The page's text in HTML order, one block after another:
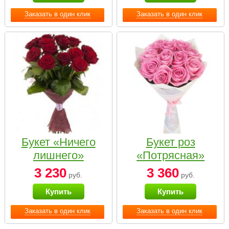
Заказать в один клик Заказать в один клик
Заказать в один клик
Букет «Ничего
лишнего»
3 230 руб.
Купить
Заказать в один клик
Букет роз
«Потрясная»
3 360руб.
Купить